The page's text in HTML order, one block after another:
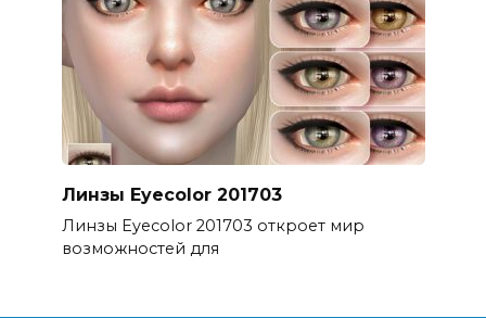
Линзы Eyecolor 201703
Линзы Eyecolor 201703 откроет мир
возможностей для